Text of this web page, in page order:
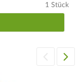
1 Stück